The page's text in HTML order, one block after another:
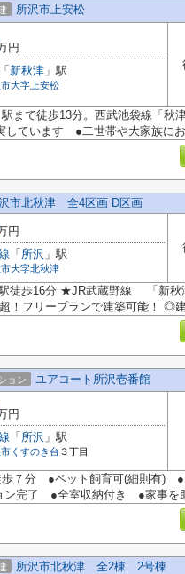
所沢市上安松
円
「 新秋津 」駅
大字上安松
まで徒歩13分。西武池袋線「
しています ●二世帯や大家族に
市北秋津 全4区画 D区画
円
「 所沢 」駅
大字北秋津
歩16分 ★JR武蔵野線 「新秋
！フリープランで建築可能！ ◎
ョン ユアコート所沢壱番館
円
「 所沢 」駅
くすのき台 ３丁目
歩７分 ●ペット飼育可(細則有)
ン完了 ●全室収納付き ●家事
所沢市北秋津 全2棟 2号棟